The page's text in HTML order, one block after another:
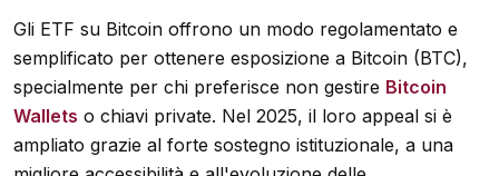
Gli ETF su Bitcoin offrono un modo regolamentato e
semplificato per ottenere esposizione a Bitcoin (BTC),
specialmente per chi preferisce non gestire Bitcoin
Wallets o chiavi private. Nel 2025, il loro appeal si è
ampliato grazie al forte sostegno istituzionale, a una